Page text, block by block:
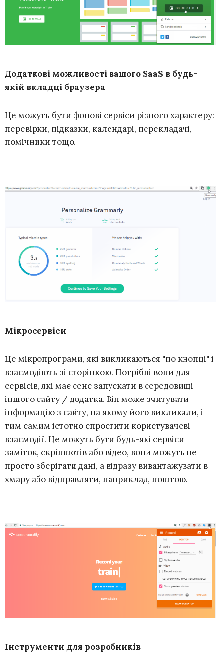
Додаткові можливості вашого SaaS в будь-
якій вкладці браузера
Це можуть бути фонові сервіси різного характеру:
перевірки, підказки, календарі, перекладачі,
помічники тощо.
Мікросервіси
Це мікропрограми, які викликаються "по кнопці" і
взаємодіють зі сторінкою. Потрібні вони для
сервісів, які має сенс запускати в середовищі
іншого сайту / додатка. Він може зчитувати
інформацію з сайту, на якому його викликали, і
тим самим істотно спростити користувачеві
взаємодії. Це можуть бути будь-які сервіси
заміток, скріншотів або відео, вони можуть не
просто зберігати дані, а відразу вивантажувати в
хмару або відправляти, наприклад, поштою.
Інструменти для розробників